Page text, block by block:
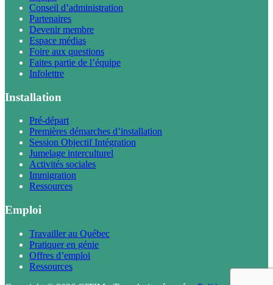
Conseil d’administration
Partenaires
Devenir membre
Espace médias
Foire aux questions
Faites partie de l’équipe
Infolettre
Installation
Pré-départ
Premières démarches d’installation
Session Objectif Intégration
Jumelage interculturel
Activités sociales
Immigration
Ressources
Emploi
Travailler au Québec
Pratiquer en génie
Offres d’emploi
Ressources